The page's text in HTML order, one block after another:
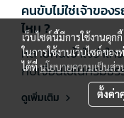
คนขับไม่ใช่เจ้าของ
ไหม ?
หลายคนเข้าใจว่าใ
กับเงื่อนไขในกรมธ
ดูเพิ่มเติม
เว็บไซต์นี้มีการใช้งานคุ
ในการใช้งานเว็บไซต์ขอ
ได้ที่นโยบายความเป็นส่ว
ตั้งค่า